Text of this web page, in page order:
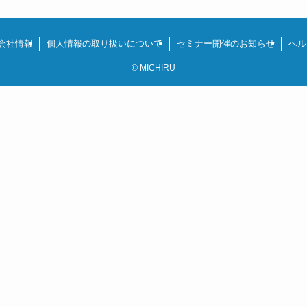
社情報 個人情報の取り扱いについて セミナー開催のお知らせ ヘ
© MICHIRU